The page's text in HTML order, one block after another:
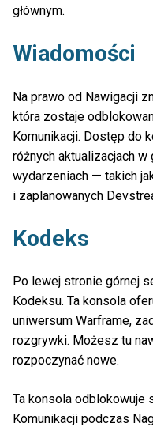
głównym.
Wiadomości
Na prawo od Nawigacji
która zostaje
Komunikacji. Dostęp do
różnych aktualizacjach
wydarzeniach — takich
i zaplanowanych
Kodeks
Po lewej stronie górnej
Kodeksu. Ta konsola
uniwersum Warframe,
rozgrywki. Możesz tu
rozpoczynać nowe.
Ta konsola odblokowuje
Komunikacji podczas